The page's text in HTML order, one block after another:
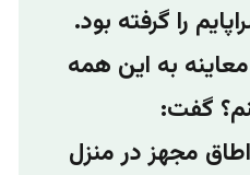
را گرفته بود.
به این همه
گفت:
مجهز در منزل